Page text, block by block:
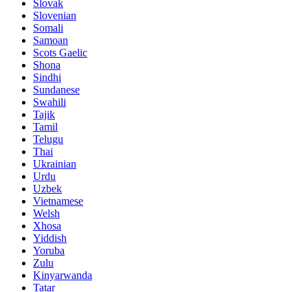
Slovak
Slovenian
Somali
Samoan
Scots Gaelic
Shona
Sindhi
Sundanese
Swahili
Tajik
Tamil
Telugu
Thai
Ukrainian
Urdu
Uzbek
Vietnamese
Welsh
Xhosa
Yiddish
Yoruba
Zulu
Kinyarwanda
Tatar